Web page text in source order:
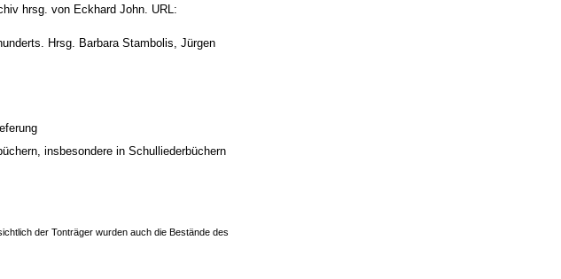
hrsg. von Eckhard John. URL:
Hrsg. Barbara Stambolis, Jürgen
insbesondere in Schulliederbüchern
der Tonträger wurden auch die Bestände des